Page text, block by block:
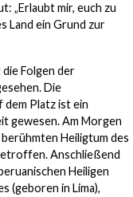
„Erlaubt mir, euch zu
Land ein Grund zur
Folgen der
Die
dem Platz ist ein
gewesen. Am Morgen
Heiligtum des
Anschließend
Heiligen
(geboren in Lima),